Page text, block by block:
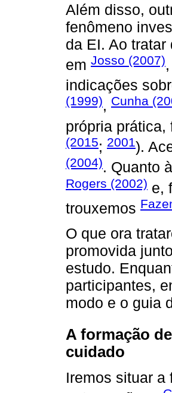
Além disso,
fenômeno
da EI. Ao
em Josso (2007),
indicações
(1999), Cunha
própria
(2015; 2001).
(2004). Quanto
Rogers (2002) e,
trouxemos
O que ora
promovida
estudo.
participantes,
modo e o guia
A formação
cuidado
Iremos situar a